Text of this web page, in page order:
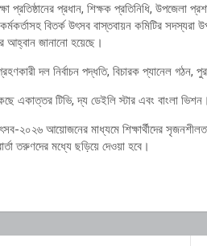
প্রতিষ্ঠানের প্রধান, শিক্ষক প্রতিনিধি,
কর্মকর্তাসহ বিতর্ক উৎসব বাস্তবায়ন কমিটির
আহ্বান জানানো হয়েছে।
দল নির্বাচন পদ্ধতি, বিচারক প্যানেল গঠন,
একাত্তর টিভি, দ্য ডেইলি স্টার এবং বাংলা
২০২৬ আয়োজনের মাধ্যমে শিক্ষার্থীদের
তরুণদের মধ্যে ছড়িয়ে দেওয়া হবে।